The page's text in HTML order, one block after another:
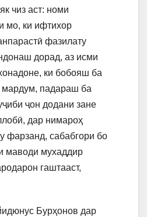
чиз аст: номи
мо, ки ифтихор
фазилату
дорад, аз исми
ки бобояш ба
мардум, падараш ба
ҷон додани зане
дар нимароҳ
фарзанд, сабабгори бо
маводи мухаддир
гаштааст,
Бурҳонов дар